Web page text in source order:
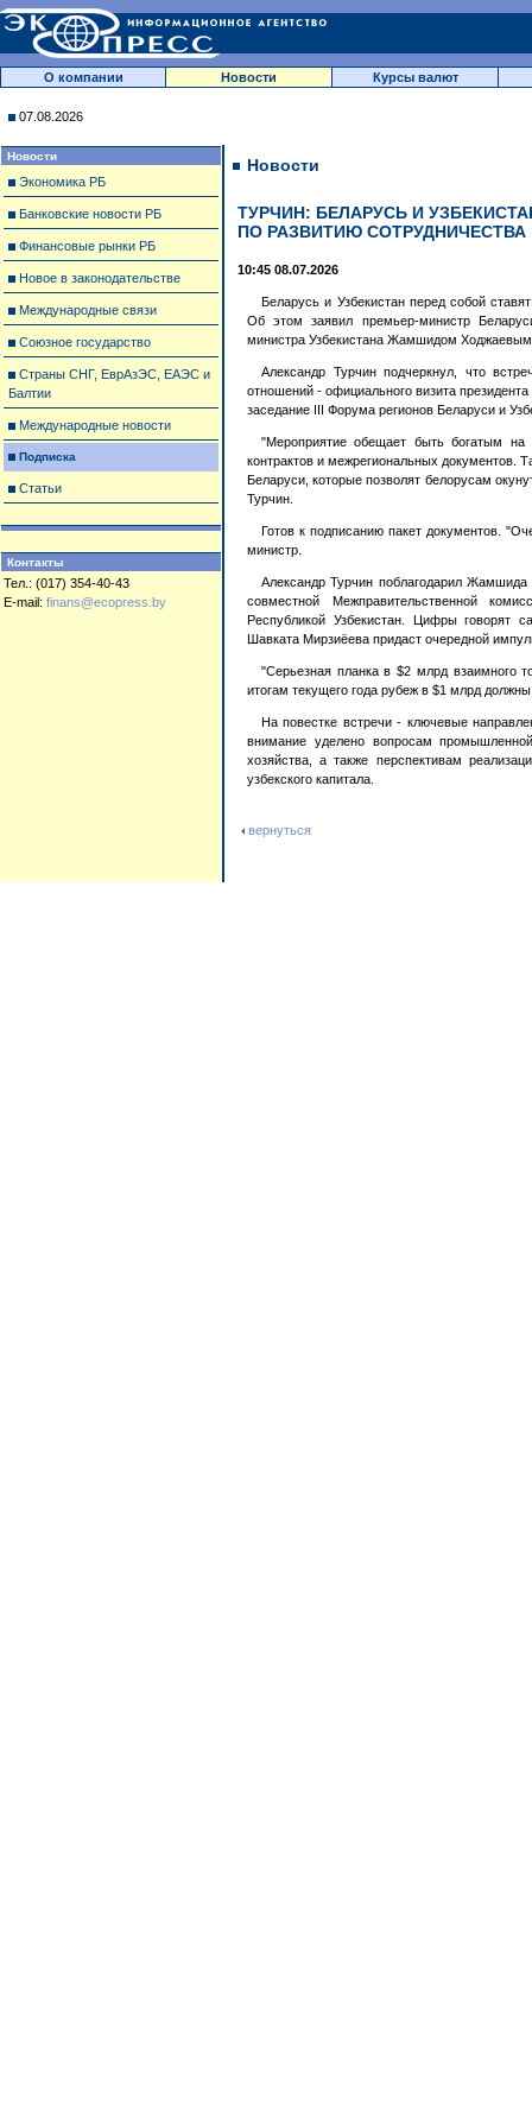
О компании Новости Курсы валют
07.08.2026
Новости
Экономика РБ
Банковские новости РБ
Финансовые рынки РБ
Новое в законодательстве
Международные связи
Союзное государство
Страны СНГ, ЕврАзЭС, ЕАЭС и
Балтии
Международные новости
Подписка
Статьи
Контакты
Тел.: (017) 354-40-43
E-mail: finans@ecopress.by
Новости
ТУРЧИН: БЕЛАРУСЬ И
ПО РАЗВИТИЮ СОТРУДНИЧЕСТВА
10:45 08.07.2026
Беларусь и Узбекистан перед собой
Об этом заявил премьер-министр
министра Узбекистана Жамшидом
Александр Турчин подчеркнул, что
отношений - официального визита
заседание III Форума регионов Беларуси и
"Мероприятие обещает быть богатым на
контрактов и межрегиональных документов.
Беларуси, которые позволят белорусам
Турчин.
Готов к подписанию пакет документов.
министр.
Александр Турчин поблагодарил
совместной Межправительственной
Республикой Узбекистан. Цифры говорят
Шавката Мирзиёева придаст очередной
"Серьезная планка в $2 млрд взаимного
итогам текущего года рубеж в $1 млрд
На повестке встречи - ключевые
внимание уделено вопросам
хозяйства, а также перспективам
узбекского капитала.
вернуться